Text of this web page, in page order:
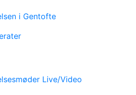
i Gentofte
Live/Video